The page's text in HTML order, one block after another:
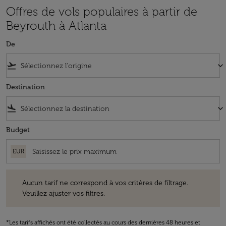
Offres de vols populaires à partir de
Beyrouth à Atlanta
De
flight_takeoff keyboard_arrow_down
Destination
flight_land keyboard_arrow_down
Budget
EUR
Aucun tarif ne correspond à vos critères de filtrage.
Veuillez ajuster vos filtres.
*Les tarifs affichés ont été collectés au cours des dernières 48 heures et